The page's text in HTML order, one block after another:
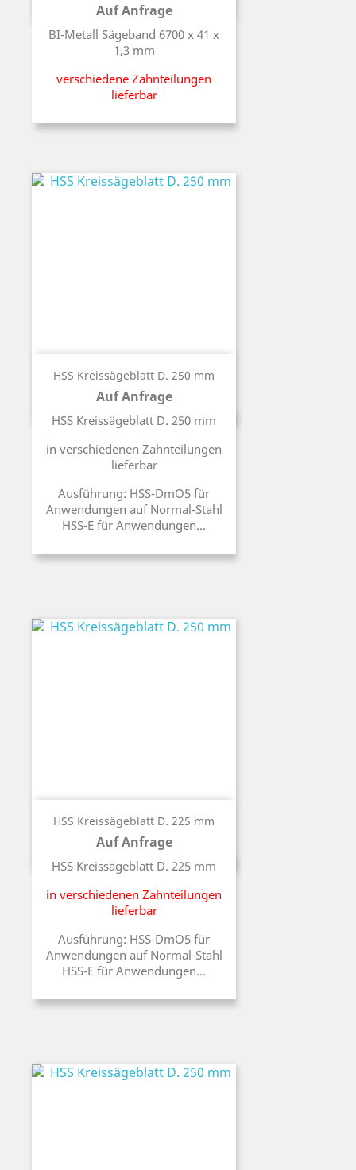
Auf Anfrage
Preis
BI-Metall Sägeband 6700 x 41 x
1,3 mm
verschiedene Zahnteilungen
lieferbar
HSS Kreissägeblatt D. 250 mm
Auf Anfrage
Preis
HSS Kreissägeblatt D. 250 mm
in verschiedenen Zahnteilungen
lieferbar
Ausführung: HSS-DmO5 für
Anwendungen auf Normal-Stahl
HSS-E für Anwendungen...
HSS Kreissägeblatt D. 225 mm
Auf Anfrage
Preis
HSS Kreissägeblatt D. 225 mm
in verschiedenen Zahnteilungen
lieferbar
Ausführung: HSS-DmO5 für
Anwendungen auf Normal-Stahl
HSS-E für Anwendungen...